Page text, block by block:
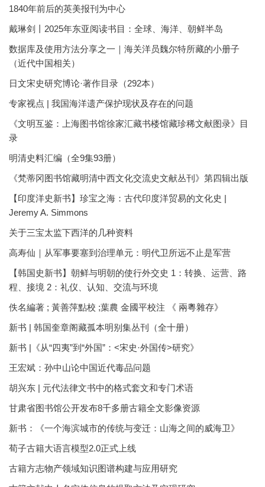
1840年前后的英美报刊为中心
戴琳剑丨2025年东亚阅读书目：全球、海洋、朝鲜半岛
数据库及使用方法分享之一｜海关洋员魏尔特所藏的小册子
（近代中国相关）
日文宋史研究博论·著作目录（292本）
专家视点 | 我国海洋遗产保护现状及存在的问题
《文明互鉴：上海图书馆徐家汇藏书楼馆藏珍稀文献图录》目
录
明清史料汇编（全9集93册）
《梵蒂冈图书馆藏明清中西文化交流史文献丛刊》第四辑出版
【印度洋史新书】珍宝之海：古代印度洋贸易的文化史 |
Jeremy A. Simmons
关于三宝太监下西洋的几种资料
高寿仙｜从军事要塞到治理单元：明代卫所远不止是军营
【韩国史新书】朝鲜与明朝的使行外交史 1：转换、运营、路
程、接境 2：礼仪、认知、交流与环境
佚名編著 ; 黃善萍點校 ;葉農 金國平校注 《 兩粵雜存》
新书 | 韩国奎章阁藏孤本明别集丛刊（全十册）
新书 |《从“四夷”到“外国”：<宋史·外国传>研究》
王宏斌：孙中山论中国近代毒品问题
胡兴东 | 元代法律文书中的格式套文和专门术语
甘肃省图书馆公开发布8千多册古籍全文影像资源
新书：《一个海滨城市的传统与变迁：山海之间的威海卫》
荀子古籍大语言模型2.0正式上线
古籍方志物产领域知识图谱构建与应用研究